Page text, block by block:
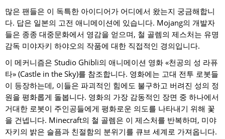
많은 팬들은 이 독특한 아이디어가 어디에서 왔는지 궁금해합니
다. 답은 일본의 고전 애니메이션에 있습니다. Mojang의 개발자
들은 종종 대중문화에서 영감을 얻으며, 철 골렘의 제스처는 유명
감독 미야자키 하야오의 작품에 대한 직접적인 경의입니다.
이 메커니즘은 Studio Ghibli의 애니메이션 영화 «천공의 성 라퓨
타» (Castle in the Sky)를 참조합니다. 영화에는 고대 전투 로봇들
이 등장하는데, 이들은 파괴적인 힘에도 불구하고 버려진 성의 정
원을 평화롭게 돌봅니다. 영화의 가장 감동적인 장면 중 하나에서
거대한 로봇이 주인공들에게 평화로운 의도를 나타내기 위해 꽃
을 건넵니다. Minecraft의 철 골렘은 이 제스처를 반복하며, 미야
자키의 밝은 슬픔과 친절함의 분위기를 큐브 세계로 가져옵니다.